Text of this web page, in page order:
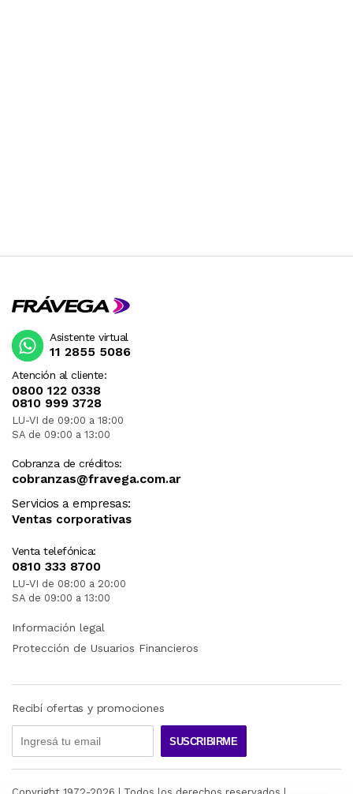
Atención al cliente:
0800 122 0338
0810 999 3728
LU-VI de 09:00 a 18:00
SA de 09:00 a 13:00
Cobranza de créditos:
cobranzas@fravega.com.ar
Servicios a empresas:
Ventas corporativas
Venta telefónica:
0810 333 8700
LU-VI de 08:00 a 20:00
SA de 09:00 a 13:00
Asistente virtual
11 2855 5086
Información legal
Protección de Usuarios Financieros
Recibí ofertas y promociones
SUSCRIBIRME